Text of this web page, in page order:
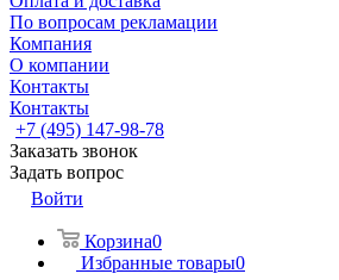
По вопросам рекламации
Компания
О компании
Контакты
Контакты
+7 (495) 147-98-78
Заказать звонок
Задать вопрос
Войти
Корзина0
Избранные товары0